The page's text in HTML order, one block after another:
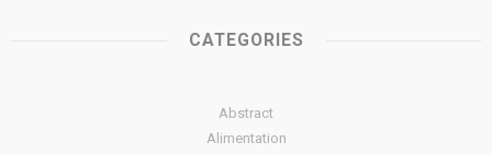
CATEGORIES
Abstract
Alimentation